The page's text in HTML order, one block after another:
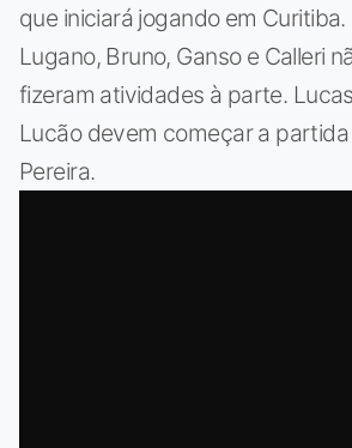
que iniciará jogando em
Lugano, Bruno, Ganso e Calleri
fizeram atividades à parte.
Lucão devem começar a
Pereira.